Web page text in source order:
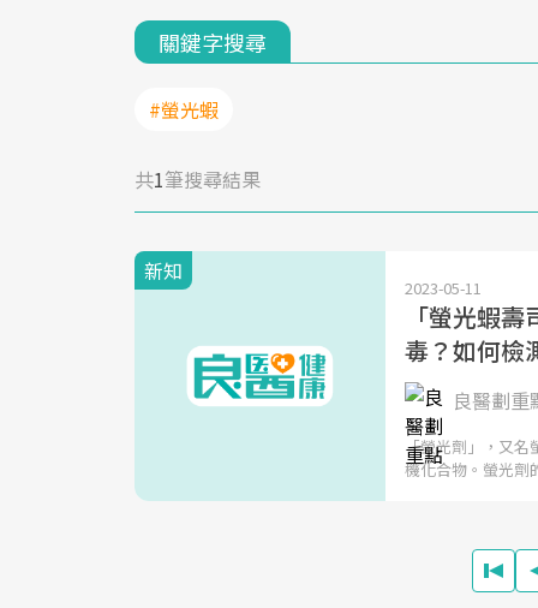
關鍵字搜尋
#螢光蝦
共1筆搜尋結果
新知
2023-05-11
「螢光蝦
毒？如何檢
良醫劃重
「螢光劑」，又名
機化合物。螢光劑